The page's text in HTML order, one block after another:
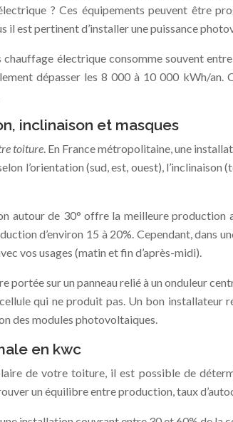
? Ces équipements peuvent être
il est pertinent d’installer une puissance
électrique consomme souvent
dépasser les 8 000 à 10 000 kWh/
inclinaison et masques
toiture. En France métropolitaine, une
l’orientation (sud, est, ouest),
autour de 30° offre la meilleure
d’environ 15 à 20%. Cependant, dans
vos usages (matin et fin d’après-midi).
portée sur un panneau relié à un onduleur
qui ne produit pas. Un bon
des modules photovoltaiques.
en kwc
de votre toiture, il est possible de
un équilibre entre production, taux